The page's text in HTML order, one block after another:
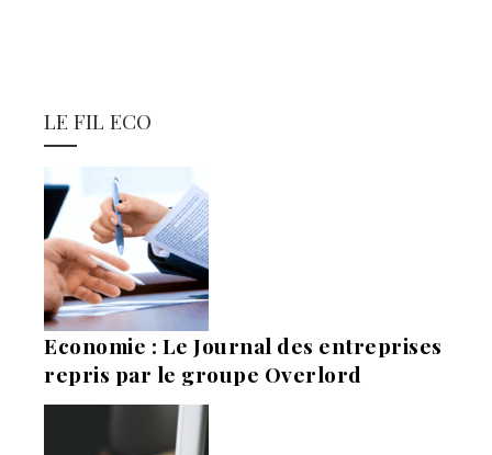
LE FIL ECO
Economie : Le Journal des entreprises
repris par le groupe Overlord